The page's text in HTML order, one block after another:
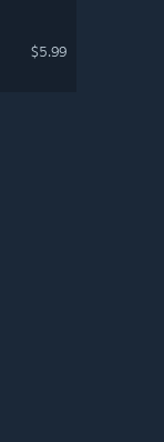
$5.99